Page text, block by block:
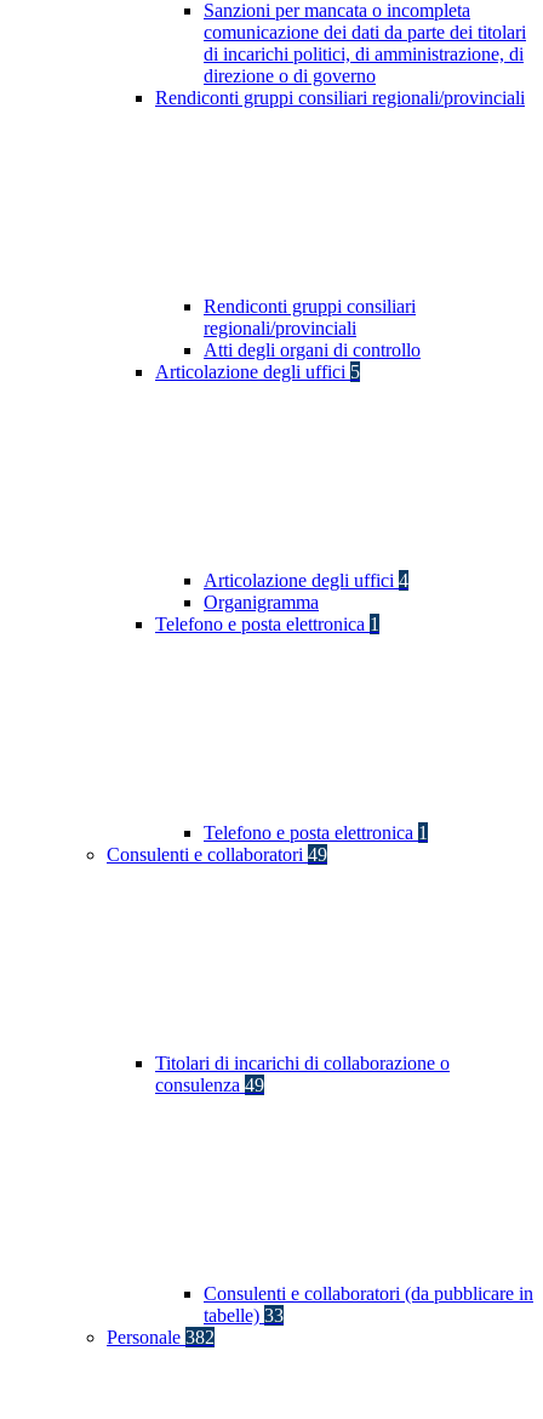
Sanzioni per mancata o incompleta
comunicazione dei dati da parte dei titolari
di incarichi politici, di amministrazione, di
direzione o di governo
Rendiconti gruppi consiliari regionali/provinciali
Rendiconti gruppi consiliari
regionali/provinciali
Atti degli organi di controllo
Articolazione degli uffici 5
Articolazione degli uffici 4
Organigramma
Telefono e posta elettronica 1
Telefono e posta elettronica 1
Consulenti e collaboratori 49
Titolari di incarichi di collaborazione o
consulenza 49
Consulenti e collaboratori (da pubblicare in
tabelle) 33
Personale 382